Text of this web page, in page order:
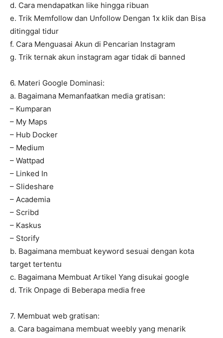
d. Cara mendapatkan like hingga ribuan
e. Trik Memfollow dan Unfollow Dengan 1x klik dan Bisa
ditinggal tidur
f. Cara Menguasai Akun di Pencarian Instagram
g. Trik ternak akun instagram agar tidak di banned
6. Materi Google Dominasi:
a. Bagaimana Memanfaatkan media gratisan:
– Kumparan
– My Maps
– Hub Docker
– Medium
– Wattpad
– Linked In
– Slideshare
– Academia
– Scribd
– Kaskus
– Storify
b. Bagaimana membuat keyword sesuai dengan kota
target tertentu
c. Bagaimana Membuat Artikel Yang disukai google
d. Trik Onpage di Beberapa media free
7. Membuat web gratisan:
a. Cara bagaimana membuat weebly yang menarik